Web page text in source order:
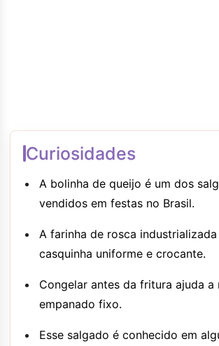
Curiosidades
A bolinha de queijo é um dos
vendidos em festas no Brasil.
A farinha de rosca
casquinha uniforme e crocante.
Congelar antes da fritura ajuda a
empanado fixo.
Esse salgado é conhecido em